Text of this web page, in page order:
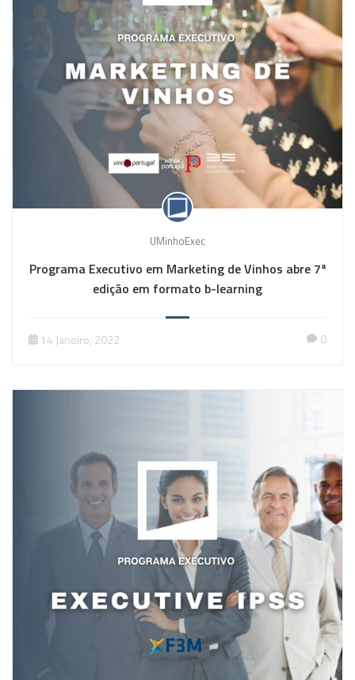
UMinhoExec
Programa Executivo em Marketing de Vinhos abre 7ª
edição em formato b-learning
14 Janeiro, 2022 0